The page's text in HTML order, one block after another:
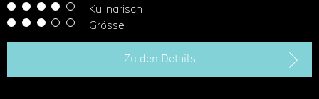
Kulinarisch
Grösse
Zu den Details